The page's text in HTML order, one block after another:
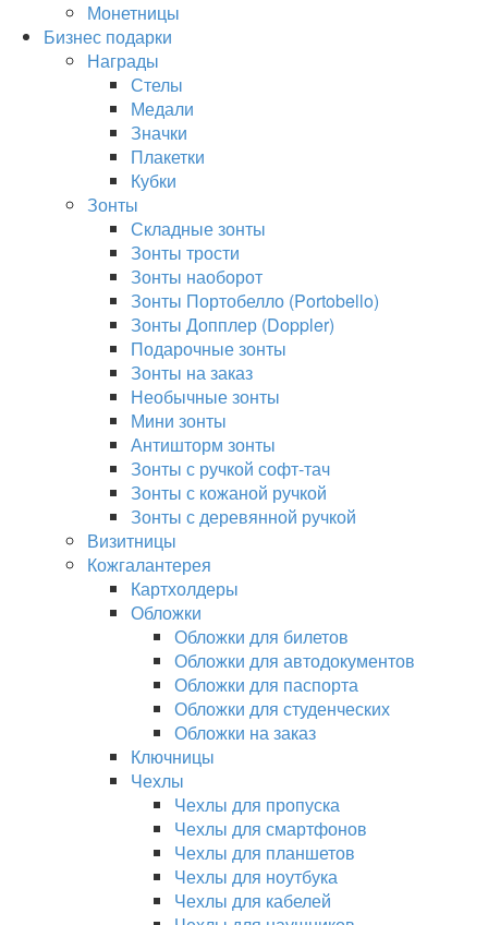
Монетницы
Бизнес подарки
Награды
Стелы
Медали
Значки
Плакетки
Кубки
Зонты
Складные зонты
Зонты трости
Зонты наоборот
Зонты Портобелло (Portobello)
Зонты Допплер (Doppler)
Подарочные зонты
Зонты на заказ
Необычные зонты
Мини зонты
Антишторм зонты
Зонты с ручкой софт-тач
Зонты с кожаной ручкой
Зонты с деревянной ручкой
Визитницы
Кожгалантерея
Картхолдеры
Обложки
Обложки для билетов
Обложки для автодокументов
Обложки для паспорта
Обложки для студенческих
Обложки на заказ
Ключницы
Чехлы
Чехлы для пропуска
Чехлы для смартфонов
Чехлы для планшетов
Чехлы для ноутбука
Чехлы для кабелей